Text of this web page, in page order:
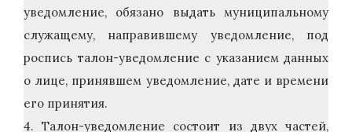
уведомление, обязано выдать муниципальному
служащему, направившему уведомление, под
роспись талон-уведомление с указанием данных
о лице, принявшем уведомление, дате и времени
его принятия.
4. Талон-уведомление состоит из двух частей,